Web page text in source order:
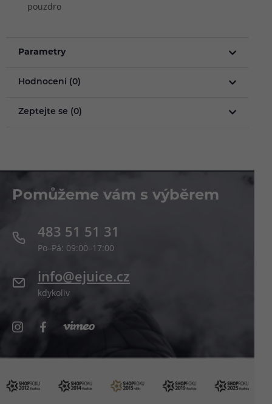
pouzdro
Parametry
Hodnocení (0)
Zeptejte se (0)
Pomůžeme vám s výběrem
483 51 51 31
Po–Pá: 09:00–17:00
info@ejuice.cz
kdykoliv